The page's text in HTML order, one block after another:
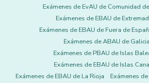
Exámenes de EvAU de Comunidad
Exámenes de EBAU de
Exámenes de EBAU de Fuera de
Exámenes de ABAU de Galicia
Exámenes de PBAU de Islas
Exámenes de EBAU de Islas
Exámenes de EBAU de La Rioja
Exámenes